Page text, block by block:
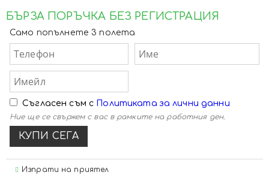
БЪРЗА ПОРЪЧКА БЕЗ РЕГИСТРАЦИЯ
Само попълнете 3 полета
Съгласен съм с Политиката за лични данни
Ние ще се свържем с вас в рамките на работния ден.
Изпрати на приятел